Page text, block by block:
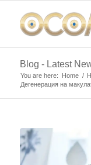
Blog - Latest
You are here: Home /
Дегенерация на